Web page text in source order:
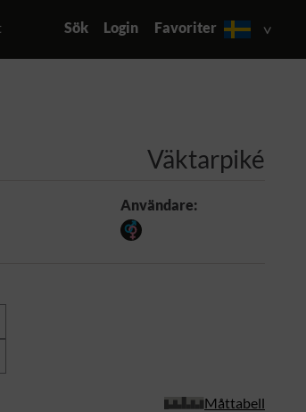
Sök Login Favoriter
Väktarpiké
Användare:
Måttabell